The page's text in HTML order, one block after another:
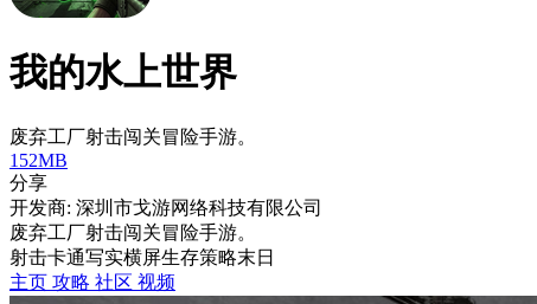
我的水上世界
废弃工厂射击闯关冒险手游。
152MB
分享
开发商: 深圳市戈游网络科技有限公司
废弃工厂射击闯关冒险手游。
射击卡通写实横屏生存策略末日
主页 攻略 社区 视频